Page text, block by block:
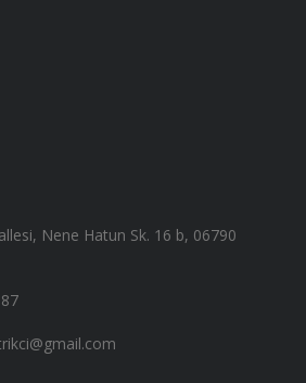
Nene Hatun Sk. 16 b, 06790